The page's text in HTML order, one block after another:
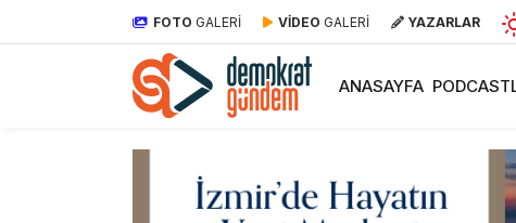
FOTO GALERİ VİDEO GALERİ YAZARLAR
ANASAYFA